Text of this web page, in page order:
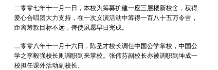
二零零七年十一月一日，本校为筹募扩建一座三层楼新校舍，获得
爱心合唱团大力支持，在一次义演活动中筹得一百八十五万令吉，
距离筹款目标不远，俾使夙愿早日完成。
二零零八年十一月十六日，陈圣才校长调任中国公学掌校，中国公
学之李毅强校长则调职到来掌校。张伟芬副校长亦被调职到坤成一
校担任课外活动副校长。